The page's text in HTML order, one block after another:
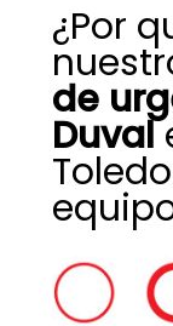
¿Por
de
Duval